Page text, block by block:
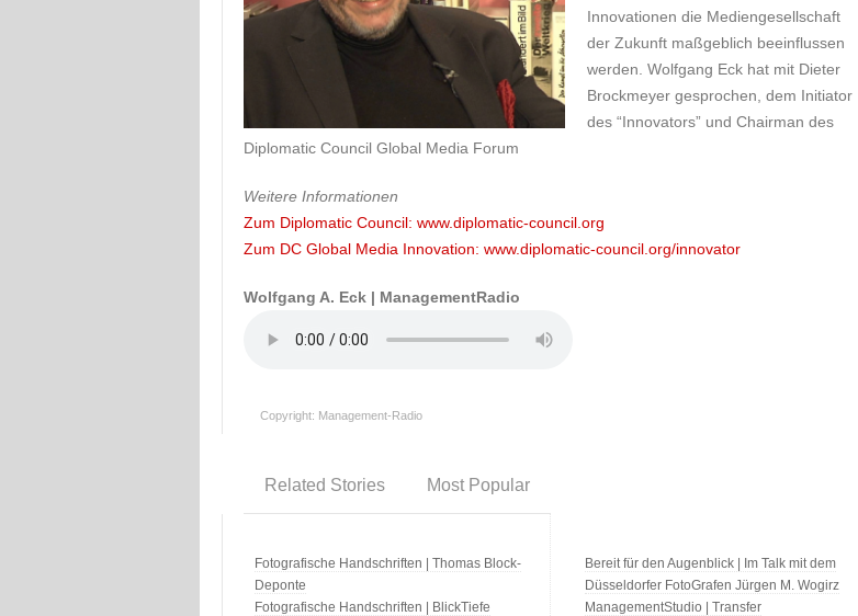
Innovationen die Mediengesellschaft
der Zukunft maßgeblich beeinflussen
werden. Wolfgang Eck hat mit Dieter
Brockmeyer gesprochen, dem Initiator
des “Innovators” und Chairman des
Diplomatic Council Global Media Forum
Weitere Informationen
Zum Diplomatic Council: www.diplomatic-council.org
Zum DC Global Media Innovation: www.diplomatic-council.org/innovator
Wolfgang A. Eck | ManagementRadio
Copyright: Management-Radio
Related Stories Most Popular
Fotografische Handschriften | Thomas Block-
Deponte
Fotografische Handschriften | BlickTiefe
Bereit für den Augenblick | Im Talk mit dem
Düsseldorfer FotoGrafen Jürgen M. Wogirz
ManagementStudio | Transfer